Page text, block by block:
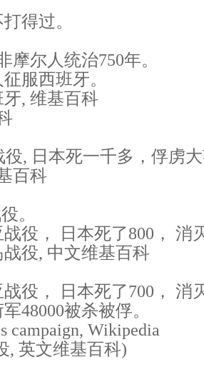
得过。
摩尔人统治750年。
服西班牙。
, 维基百科
役, 日本死一千多，俘虏
百科
。
役， 日本死了800， 消
役, 中文维基百科
役， 日本死了700， 消
48000被杀被俘。
campaign, Wikipedia
, 英文维基百科)